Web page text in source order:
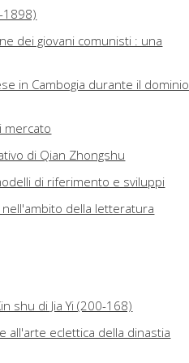
1898)
dei giovani comunisti : una
in Cambogia durante il dominio
mercato
di Qian Zhongshu
di riferimento e sviluppi
della letteratura
shu di Jia Yi (200-168)
all'arte eclettica della dinastia